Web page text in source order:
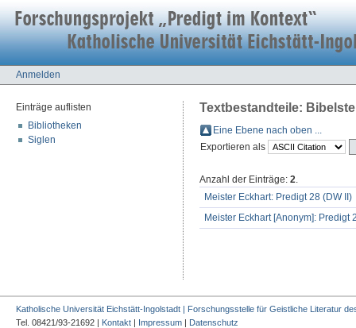
Anmelden
Einträge auflisten
Bibliotheken
Siglen
Textbestandteile:
Eine Ebene nach oben ...
Exportieren als
Anzahl der Einträge: 2.
Meister Eckhart: Predigt 28 (DW II)
Meister Eckhart [Anonym]: Predigt
Katholische Universität Eichstätt-Ingolstadt | Forschungsstelle für Geistliche Literatur
Tel. 08421/93-21692 | Kontakt | Impressum | Datenschutz